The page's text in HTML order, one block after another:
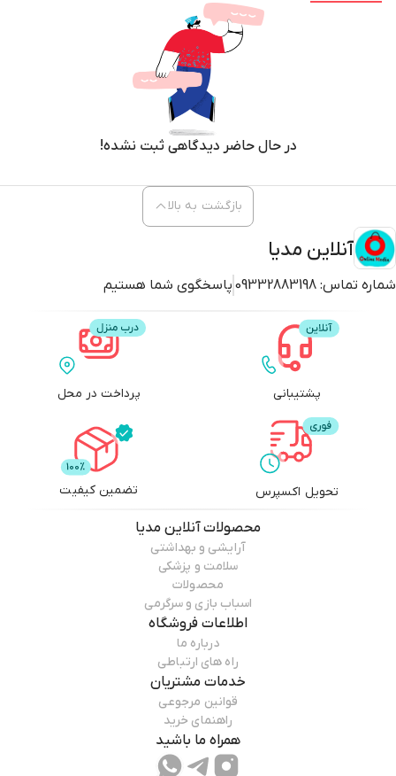
یکی از محصولات منحصربفرد که با تهیه آن به امنیت خودروی خود کمک می کنید
،دوربین آینه ای خودرو مانیتوردار لمسی است که می توانید آن را به جای آینه
معمولی ماشین خود نصب کنید و از قابلیت های مختلف آن استفاده کنید. آینه
آینه خودرو مانیتوردار دارای دو لنز می باشد که یکی برای فیلمبرداری فضای جلویی
و یکی برای فیلبرداری فضای عقبی خودرو است.
دارای یک مانیتور با ابعاد 4*7.3*22 است که می توانید آن را جای آینه معمولی
خودروی خود نصب کنید که دوربین جلویی در پشت همین مانیتور تعبیه شده
دو و به صورت جداگانه در پشت ماشین نصب می شود و فضای عقب خودرو را
بهمراه خط نشانگر فاصله اشیا برروی مانیتور نشان می دهد.
کیفیت تصویر هر دو دوربین 1080P می باشد که فیلم ها و تصاویر را به صورت
درجه می باشد. مانیتور این دوربین خودرو منحصربفرد لمسی است . تا شما
براحتی بتوانید با آن کار کنید و از قابلیت های آن استفاده کنید.
این آینه خودروی مانیتوردار دارای باتری 800میلی آمپری می باشد که شما برای
اینکه بتوانید به صورت دائمی از آن استفاده کنید باید از طریق شارژر فندکی به
باتری ماشین متصل کنید تا به صورت دائمی برای شما فیلمبرداری کند.
با پشتیبانی از کارت حافظه تا 128 گیگابایت می تواند فیلم و عکس ها را برای شما
در حال حاضر دیدگاهی ثبت نشده!
آنلاین مدیا
شماره تماس: 09332883198 پاسخگوی شما هستیم
بازگشت به بالا
پشتیبانی پرداخت در محل
تحویل اکسپرس تضمین کیفیت
محصولاتآنلاین مدیا
آرایشی و بهداشتی
سلامت و پزشکی
محصولات
اسباب بازی و سرگرمی
اطلاعات فروشگاه
درباره ما
راه های ارتباطی
خدمات مشتریان
قوانین مرجوعی
راهنمای خرید
همراه ما باشید